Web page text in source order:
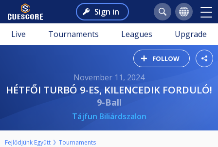
Sign in
Live Tournaments Leagues Upgrade
FOLLOW
November 11, 2024
HÉTFŐI TURBÓ 9-ES, KILENCEDIK FORDULÓ!
9-Ball
Tájfun Biliárdszalon
Fejlődjünk Együtt Tournaments